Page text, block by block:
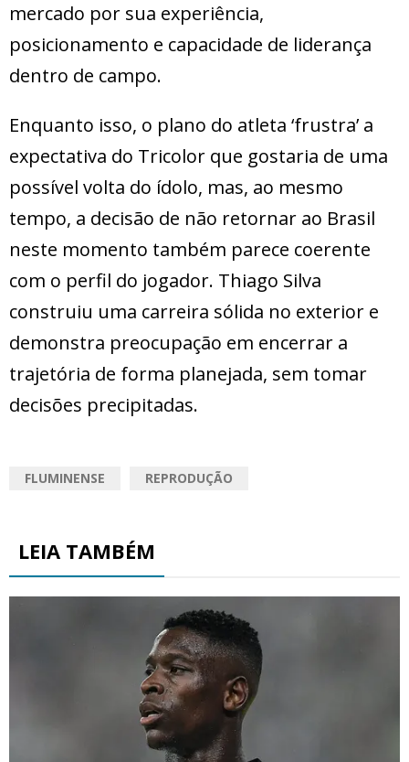
mercado por sua experiência,
posicionamento e capacidade de liderança
dentro de campo.
Enquanto isso, o plano do atleta ‘frustra’ a
expectativa do Tricolor que gostaria de uma
possível volta do ídolo, mas, ao mesmo
tempo, a decisão de não retornar ao Brasil
neste momento também parece coerente
com o perfil do jogador. Thiago Silva
construiu uma carreira sólida no exterior e
demonstra preocupação em encerrar a
trajetória de forma planejada, sem tomar
decisões precipitadas.
FLUMINENSE REPRODUÇÃO
LEIA TAMBÉM